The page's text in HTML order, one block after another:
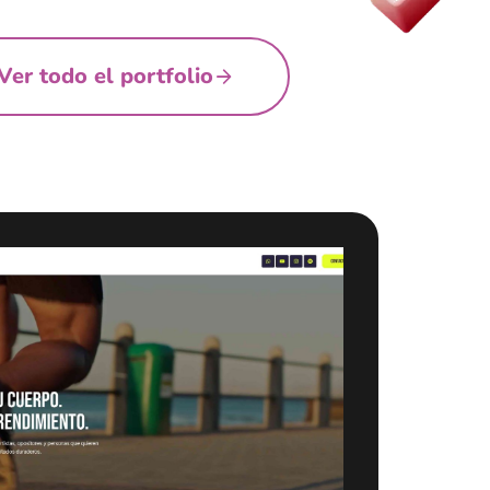
todo el portfolio